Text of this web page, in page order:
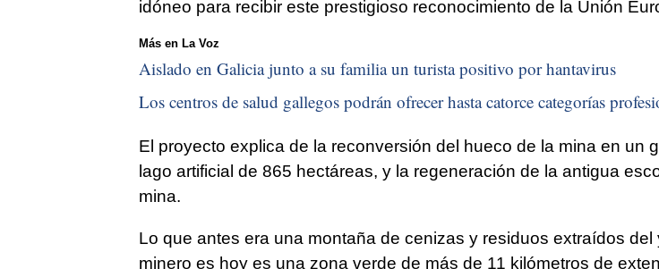
idóneo para recibir este prestigioso reconocimiento de la Unión
Más en La Voz
Aislado en Galicia junto a su familia un turista positivo por hantavirus
Los centros de salud gallegos podrán ofrecer hasta catorce categorías
El proyecto explica de la reconversión del hueco de la mina en un
lago artificial de 865 hectáreas, y la regeneración de la antigua
mina.
Lo que antes era una montaña de cenizas y residuos extraídos del
minero es hoy es una zona verde de más de 11 kilómetros de